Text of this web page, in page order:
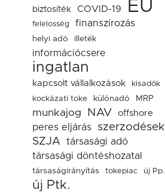
biztosíték COVID-19 EU
felelosség finanszírozás
helyi adó illeték
információcsere
ingatlan
kapcsolt vállalkozások
kisadók
kockázati toke
különadó MRP
munkajog NAV offshore
peres eljárás
szerzodések
SZJA
társasági adó
társasági döntéshozatal
társaságirányítás tokepiac új Pp.
új Ptk.